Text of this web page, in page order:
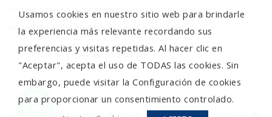
Llámanos al(+34) 93 395 53 85
Contacto
Aviso Legal
Clínica registrada en el Registre Sanitari de la Generalitat de
¿Tienes alguna duda?
Usamos cookies en nuestro sitio web para brindarle
la experiencia más relevante recordando sus
preferencias y visitas repetidas. Al hacer clic en
"Aceptar", acepta el uso de TODAS las cookies. Sin
embargo, puede visitar la Configuración de cookies
para proporcionar un consentimiento controlado.